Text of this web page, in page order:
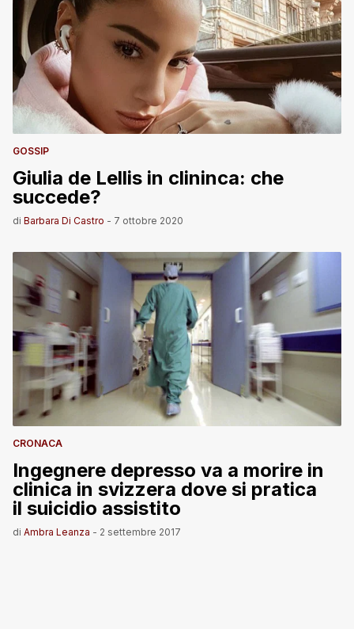
GOSSIP
Giulia de Lellis in clininca: che
succede?
di Barbara Di Castro - 7 ottobre 2020
CRONACA
Ingegnere depresso va a morire in
clinica in svizzera dove si pratica
il suicidio assistito
di Ambra Leanza - 2 settembre 2017